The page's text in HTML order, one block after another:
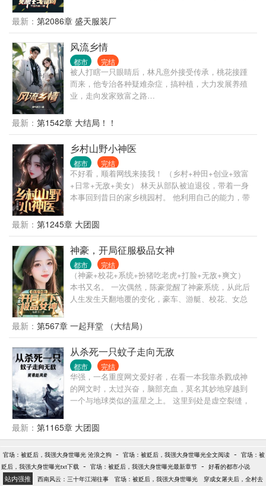
群老六员工。 看着自己的企业一步步成为世界第一集
团，他更是被称作国内第一慈善家，企业家，环境保
护家，动物保护协会会长，投资界的天华板，业界内
公认的好老板...... 陈默暗暗叹息一声，他真的只是想
亏钱而已。
最新： 第2086章 盛天服装厂
风流乡情
都市 完结
被人打瞎一只眼睛后，林凡意外接受传承，桃花接踵
而来，他专治各种疑难杂症，搞种植，大力发展养殖
业，走向发家致富之路…
最新： 第1542章 大结局！！
乡村山野小神医
都市 完结
不好看，顺着网线来揍我！ （乡村+种田+创业+致富
+日常+无敌+美女） 林天从部队被迫退役，带着一身
本事回到昔日的家乡桃园村。 他利用自己的能力，带
峰。 闲来给大佬治治病，跟美女谈谈心，教训一下欺
男霸女的富二代，生活逍遥自在。
最新： 第1245章 大团圆
神豪，开局征服极品女神
都市 完结
（神豪+校花+系统+扮猪吃老虎+打脸+无敌+爽文）
本书又名。 一次偶然，陈豪觉醒了神豪系统，从此后
人生发生天翻地覆的变化，豪车、游艇、校花、女总
天下权，人生就该如此的潇洒自在。
最新： 第567章 一起拜堂 （大结局）
从杀死一只蚊子走向无敌
都市 完结
华强，一名重度网文爱好者，在看一本我靠杀戮成神
的网文时，太过兴奋，脑部充血，莫名其妙地穿越到
一个与地球类似的蓝星之上。 这里到处是虚空裂缝，
所借体重生的同名同姓的华强，却是一个修武废物，
当他无意中打死一只蚊子，一切都被改写了…… 欲知
最新： 第1165章 大团圆
官场：被贬后，我强大身世曝光 沧浪之狗 - 官场：被贬后，我强大身世曝光全文阅读 - 官场：被
贬后，我强大身世曝光txt下载 - 官场：被贬后，我强大身世曝光最新章节 - 好看的都市小说
站内强推 西南风云：三十年江湖往事 官场：被贬后，我强大身世曝光
穿成女屠夫后，全村去